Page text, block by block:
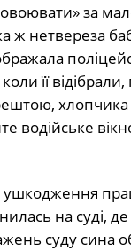
за
нетвереза
її
водійське
на суді,
суду сина